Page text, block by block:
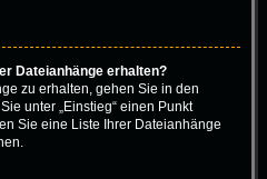
Dateianhänge erhalten?
zu erhalten, gehen Sie in den
unter „Einstieg“ einen Punkt
Sie eine Liste Ihrer Dateianhänge